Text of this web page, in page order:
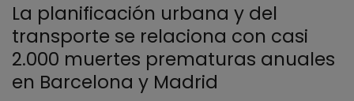
La planificación urbana y del
transporte se relaciona con casi
2.000 muertes prematuras anuales
en Barcelona y Madrid